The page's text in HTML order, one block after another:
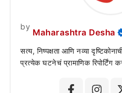
by
Maharashtra Desha
सत्य, निष्पक्षता आणि नव्या
प्रत्येक घटनेचं प्रामाणिक